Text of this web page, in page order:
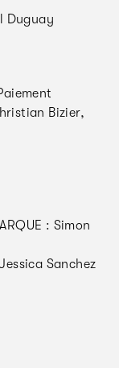
Duguay
Bizier,
: Simon
Sanchez